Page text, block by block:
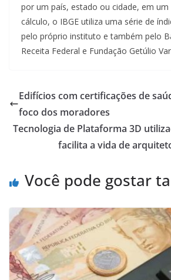
por um país, estado ou cidade, em
cálculo, o IBGE utiliza uma série de
pelo próprio instituto e também pelo
Receita Federal e Fundação Getúlio
Edifícios com certificações de
foco dos moradores
Tecnologia de Plataforma 3D
facilita a vida de
Você pode gostar